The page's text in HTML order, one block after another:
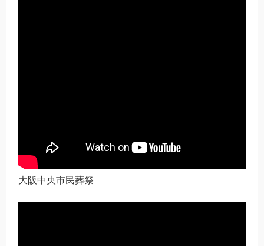
大阪中央市民葬祭